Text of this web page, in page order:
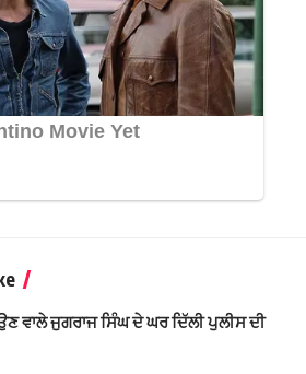
ਵਾਲੇ ਜੁਗਰਾਜ ਸਿੰਘ ਦੇ ਘਰ ਦਿੱਲੀ ਪੁਲੀਸ ਦੀ